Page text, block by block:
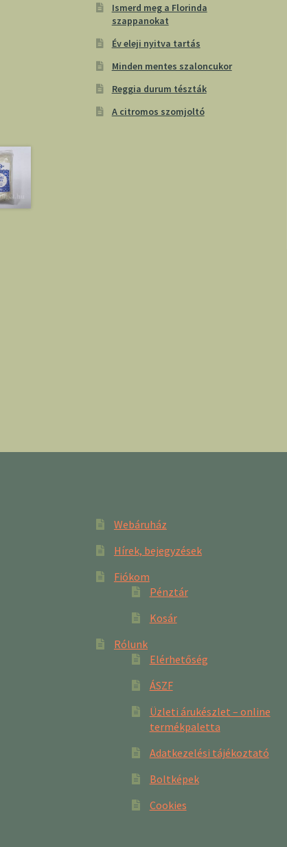
Ismerd meg a Florinda
szappanokat
Év eleji nyitva tartás
Minden mentes szaloncukor
Reggia durum tészták
A citromos szomjoltó
Webáruház
Hírek, bejegyzések
Fiókom
Pénztár
Kosár
Rólunk
Elérhetőség
ÁSZF
Üzleti árukészlet – online
termékpaletta
Adatkezelési tájékoztató
Boltképek
Cookies